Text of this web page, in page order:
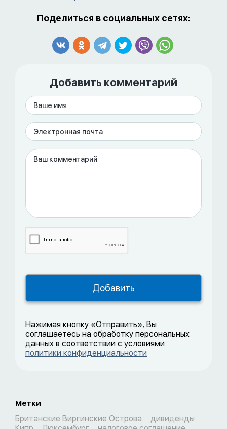
Поделиться в социальных сетях:
Добавить комментарий
Нажимая кнопку «Отправить», Вы
соглашаетесь на обработку персональных
данных в соответствии с условиями
политики конфиденциальности
Метки
Британские Виргинские Острова
дивиденды